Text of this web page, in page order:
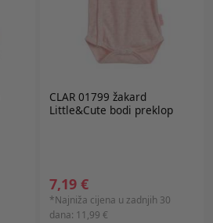
CLAR 01799 žakard
Little&Cute bodi preklop
7,19 €
*Najniža cijena u zadnjih 30
dana: 11,99 €